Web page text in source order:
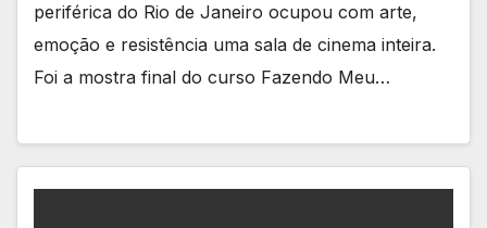
periférica do Rio de Janeiro ocupou com arte,
emoção e resistência uma sala de cinema inteira.
Foi a mostra final do curso Fazendo Meu…